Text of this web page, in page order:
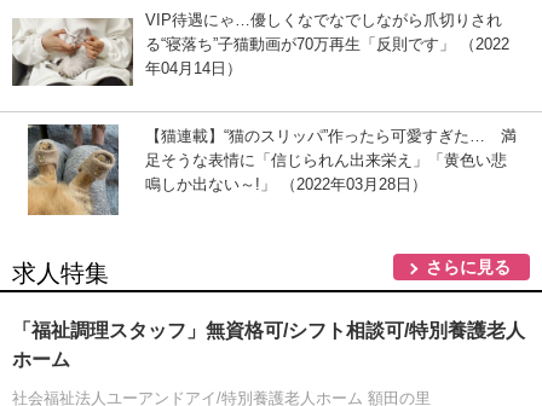
VIP待遇にゃ…優しくなでなでしながら爪切りされ
る“寝落ち”子猫動画が70万再生「反則です」 （2022
年04月14日）
【猫連載】“猫のスリッパ”作ったら可愛すぎた… 満
足そうな表情に「信じられん出来栄え」「黄色い悲
鳴しか出ない～!」 （2022年03月28日）
求人特集 さらに見る
「福祉調理スタッフ」無資格可/シフト相談可/特別養護老人
ホーム
社会福祉法人ユーアンドアイ/特別養護老人ホーム 額田の里